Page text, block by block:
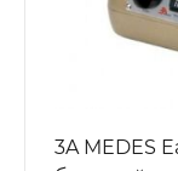
3A MEDES